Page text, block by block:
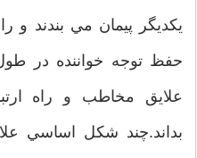
يکديگر پيمان مي بندند و
حفظ توجه خواننده در
علايق مخاطب و راه
بداند.چند شکل اساسي